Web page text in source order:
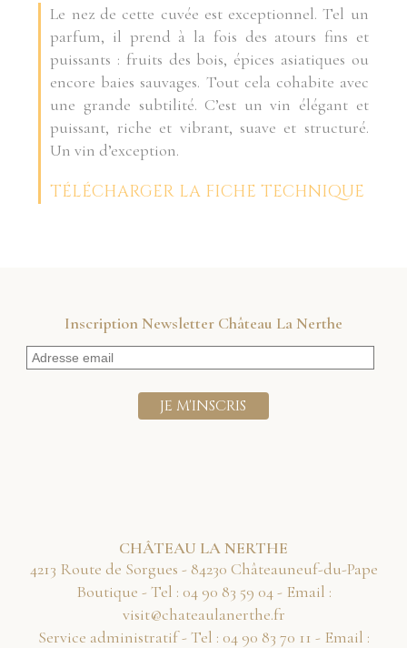
Le nez de cette cuvée est exceptionnel. Tel un
parfum, il prend à la fois des atours fins et
puissants : fruits des bois, épices asiatiques ou
encore baies sauvages. Tout cela cohabite avec
une grande subtilité. C’est un vin élégant et
puissant, riche et vibrant, suave et structuré.
Un vin d’exception.
TÉLÉCHARGER LA FICHE TECHNIQUE
Inscription Newsletter Château La Nerthe
CHÂTEAU LA NERTHE
4213 Route de Sorgues - 84230 Châteauneuf-du-Pape
Boutique - Tel : 40 95 38 09 40- Email :
rf.ehtrenaluaetahc@tisiv
Service administratif - Tel : 11 07 38 09 40 - Email :